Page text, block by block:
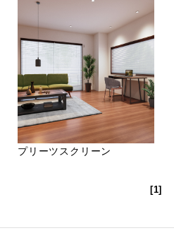
プリーツスクリーン
[1]